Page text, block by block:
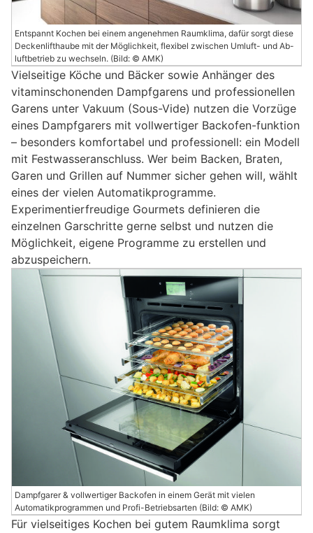
Entspannt Kochen bei einem angenehmen Raumklima, dafür sorgt diese
Deckenlifthaube mit der Möglichkeit, flexibel zwischen Umluft- und Ab-
luftbetrieb zu wechseln. (Bild: © AMK)
Vielseitige Köche und Bäcker sowie Anhänger des
vitaminschonenden Dampfgarens und professionellen
Garens unter Vakuum (Sous-Vide) nutzen die Vorzüge
eines Dampfgarers mit vollwertiger Backofen-funktion
– besonders komfortabel und professionell: ein Modell
mit Festwasseranschluss. Wer beim Backen, Braten,
Garen und Grillen auf Nummer sicher gehen will, wählt
eines der vielen Automatikprogramme.
Experimentierfreudige Gourmets definieren die
einzelnen Garschritte gerne selbst und nutzen die
Möglichkeit, eigene Programme zu erstellen und
abzuspeichern.
Dampfgarer & vollwertiger Backofen in einem Gerät mit vielen
Automatikprogrammen und Profi-Betriebsarten (Bild: © AMK)
Für vielseitiges Kochen bei gutem Raumklima sorgt